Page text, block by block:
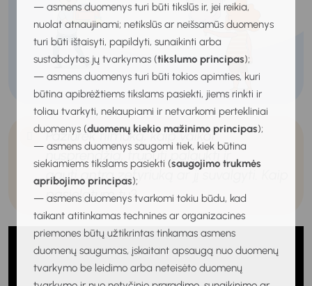
— asmens duomenys turi būti tikslūs ir, jei reikia,
nuolat atnaujinami; netikslūs ar neišsamūs duomenys
turi būti ištaisyti, papildyti, sunaikinti arba
sustabdytas jų tvarkymas (tikslumo principas);
— asmens duomenys turi būti tokios apimties, kuri
būtina apibrėžtiems tikslams pasiekti, jiems rinkti ir
toliau tvarkyti, nekaupiami ir netvarkomi pertekliniai
duomenys (duomenų kiekio mažinimo principas);
— asmens duomenys saugomi tiek, kiek būtina
siekiamiems tikslams pasiekti (saugojimo trukmės
apribojimo principas);
— asmens duomenys tvarkomi tokiu būdu, kad
taikant atitinkamas technines ar organizacines
priemones būtų užtikrintas tinkamas asmens
duomenų saugumas, įskaitant apsaugą nuo duomenų
tvarkymo be leidimo arba neteisėto duomenų
Pažiūrėk filmuką, kaip vaikai
nusprendžia, truputį palaukti ir
gauti antrą zefyriuką ar jį suvalgyti. Kaip
pasielgtum tu?